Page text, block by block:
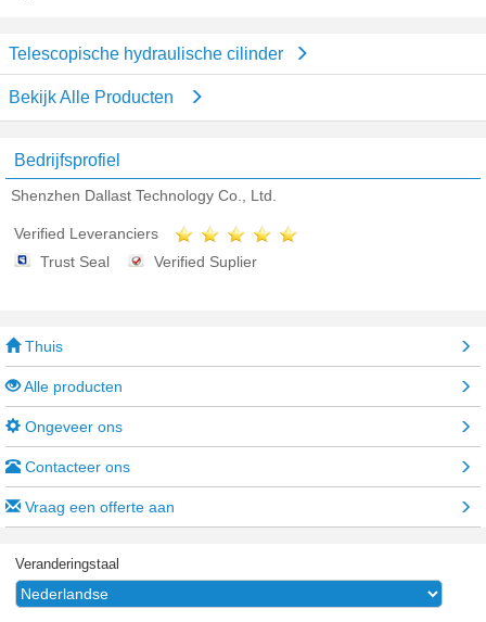
Telescopische hydraulische cilinder
Bekijk Alle Producten
Bedrijfsprofiel
Shenzhen Dallast Technology Co., Ltd.
Verified Leveranciers
Trust Seal
Verified Suplier
Thuis
Alle producten
Ongeveer ons
Contacteer ons
Vraag een offerte aan
Veranderingstaal